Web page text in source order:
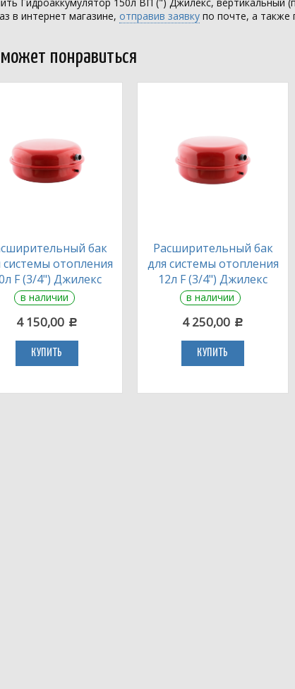
в интернет магазине, отправив заявку по почте, а также
понравиться
бак
системы отопления
F (3/4") Джилекс
в наличии
4 150,00 c
КУПИТЬ
Расширительный бак
для системы отопления
12л F (3/4") Джилекс
в наличии
4 250,00 c
КУПИТЬ